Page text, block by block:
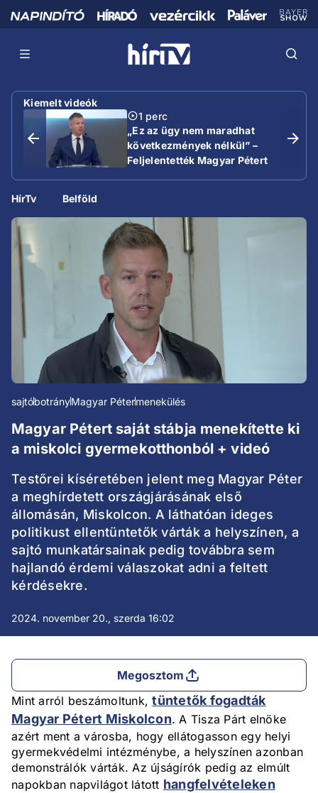
Kiemelt videók
1 perc
„Ez az ügy nem maradhat
következmények nélkül” –
Feljelentették Magyar Pétert
HírTv Belföld
sajtóbotrányMagyar Pétermenekülés
Magyar Pétert saját stábja menekítette ki
a miskolci gyermekotthonból + videó
Testőrei kíséretében jelent meg Magyar Péter
a meghírdetett országjárásának első
állomásán, Miskolcon. A láthatóan ideges
politikust ellentüntetők várták a helyszínen, a
sajtó munkatársainak pedig továbbra sem
hajlandó érdemi válaszokat adni a feltett
kérdésekre.
2024. november 20., szerda 16:02
Megosztom
Mint arról beszámoltunk,tüntetők fogadták
Magyar Pétert Miskolcon. A Tisza Párt elnöke
azért ment a városba, hogy ellátogasson egy helyi
gyermekvédelmi intézménybe, a helyszínen azonban
demonstrálók várták. Az újságírók pedig az elmúlt
napokban napvilágot látott hangfelvételeken